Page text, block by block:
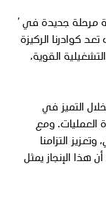
2025 بداية مرحلة جديدة في ’
كوادرنا الركيزة
القوية،
التميز في
العمليات. ومع
التزامنا
الإنجاز يمثل